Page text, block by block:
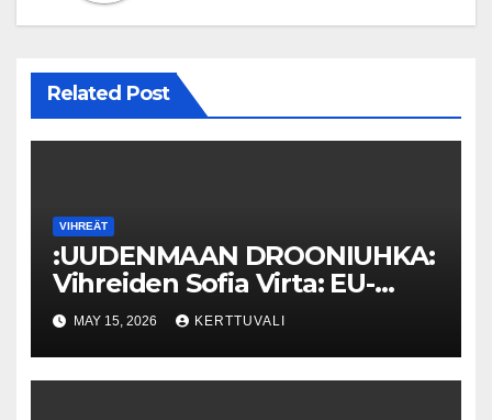
Related Post
VIHREÄT
:UUDENMAAN DROONIUHKA:
Vihreiden Sofia Virta: EU-
Alertin käyttöönottoa on
aikaistettava ja Venäjä-
sanktioita kiristettävä
MAY 15, 2026 KERTTUVALI